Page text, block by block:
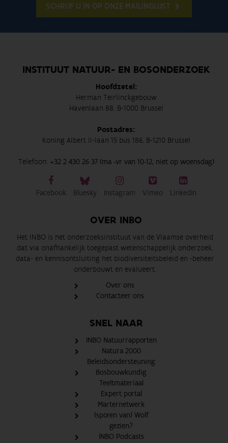
SCHRIJF U IN OP ONZE MAILINGLIJST
INSTITUUT NATUUR- EN BOSONDERZOEK
Hoofdzetel:
Herman Teirlinckgebouw
Havenlaan 88, B-1000 Brussel
Postadres:
Koning Albert II-laan 15 bus 186, B-1210 Brussel
Telefoon: +32 2 430 26 37 (ma -vr van 10-12, niet op woensdag)
Facebook Bluesky Instagram Vimeo LinkedIn
OVER INBO
Het INBO is het onderzoeksinstituut van de Vlaamse overheid
dat via onafhankelijk toegepast wetenschappelijk onderzoek,
data- en kennisontsluiting het biodiversiteitsbeleid en -beheer
onderbouwt en evalueert.
Over ons
Contacteer ons
SNEL NAAR
INBO Natuurrapporten
Natura 2000
Beleidsondersteuning
Bosbouwkundig
Teeltmateriaal
Expert portal
Marternetwerk
(sporen van) Wolf
gezien?
INBO Podcasts